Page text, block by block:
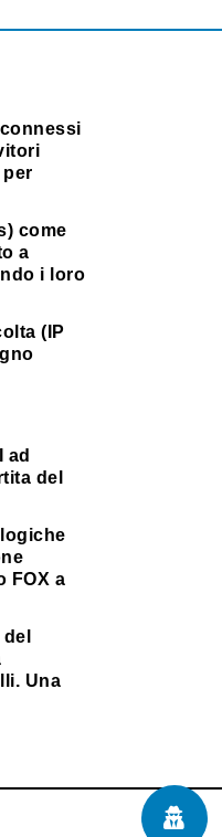
come
a
i loro
(IP
ad
del
FOX a
Una